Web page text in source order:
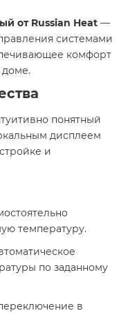
от Russian Heat —
системами
комфорт
понятный
дисплеем
и
температуру.
по заданному
в